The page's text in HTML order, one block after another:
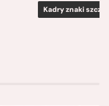
Kadry znaki